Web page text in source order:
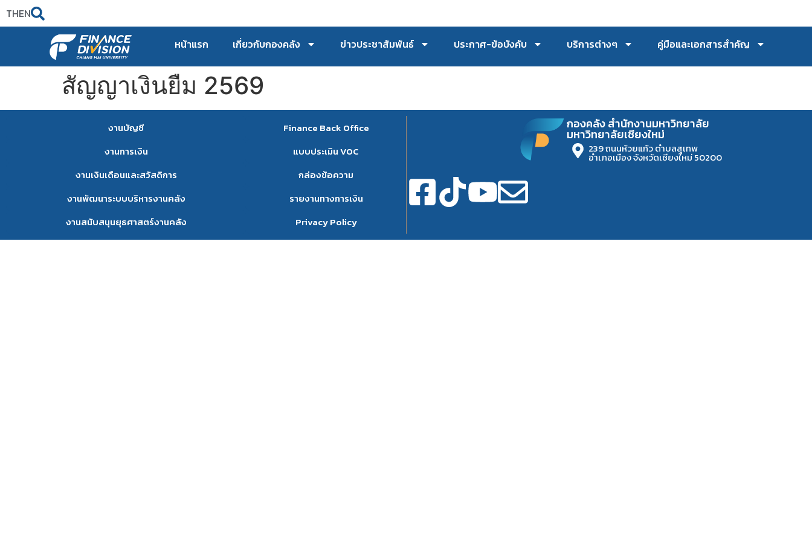
THEN
หน้าแรก เกี่ยวกับกองคลัง ข่าวประชาสัมพันธ์ ประกาศ-ข้อบังคับ บริการต่างๆ คู่มือและเอกสารสำคัญ
สัญญาเงินยืม 2569
งานบัญชี
งานการเงิน
งานเงินเดือนและสวัสดิการ
งานพัฒนาระบบบริหารงานคลัง
งานสนับสนุนยุธศาสตร์งานคลัง
Finance Back Office
แบบประเมิน VOC
กล่องข้อความ
รายงานทางการเงิน
Privacy Policy
กองคลัง สำนักงานมหาวิทยาลัย
มหาวิทยาลัยเชียงใหม่
239 ถนนห้วยแก้ว ตำบลสุเทพ
อำเภอเมือง จังหวัดเชียงใหม่ 50200